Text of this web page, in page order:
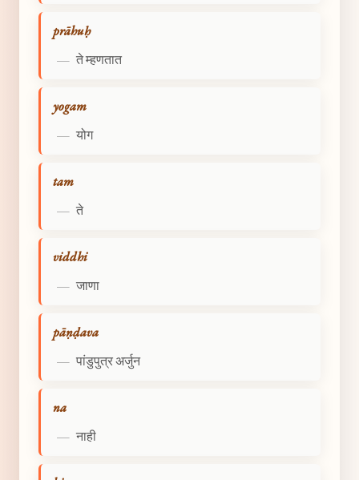
prāhuḥ
— ते म्हणतात
yogam
— योग
tam
— ते
viddhi
— जाणा
pāṇḍava
— पांडुपुत्र अर्जुन
na
— नाही